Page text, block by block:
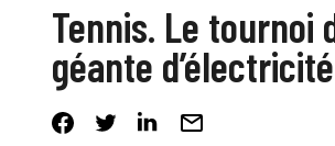
Tennis. Le tournoi
géante d’électricité